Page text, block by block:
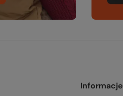
Informacje